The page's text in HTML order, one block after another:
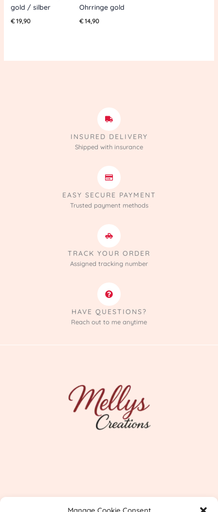
gold / silber
€19,90
Ohrringe gold
€14,90
INSURED DELIVERY
Shipped with insurance
EASY SECURE PAYMENT
Trusted payment methods
TRACK YOUR ORDER
Assigned tracking number
HAVE QUESTIONS?
Reach out to me anytime